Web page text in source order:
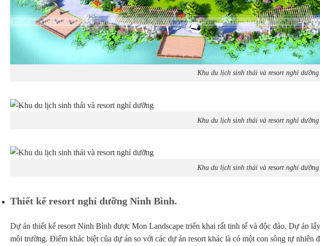
Khu du lịch sinh thái và resort nghỉ dưỡng
Khu du lịch sinh thái và resort nghỉ dưỡng
Khu du lịch sinh thái và resort nghỉ dưỡng
Thiết kế resort nghỉ dưỡng Ninh Bình.
Dự án thiết kế resort Ninh Bình được Mon Landscape triển khai rất tinh tế và độc đáo. Dự án
môi trường. Điểm khác biệt của dự án so với các dự án resort khác là có một con sông tự nhiên